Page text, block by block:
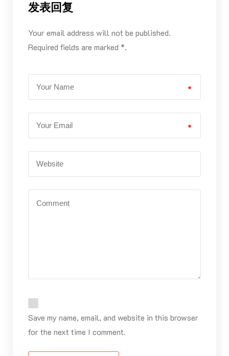
发表回复
Your email address will not be published.
Required fields are marked *.
*
*
Save my name, email, and website in this browser
for the next time I comment.